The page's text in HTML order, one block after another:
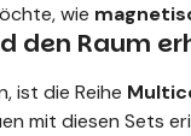
wie
den Raum
ist die Reihe
mit diesen Sets